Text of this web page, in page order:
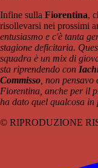
Infine sulla Fiorentina,
risollevarsi nei prossimi
entusiasmo e c'è tanta
stagione deficitaria.
squadra è un mix di
sta riprendendo con
Commisso , non
Fiorentina, anche per il
ha dato quel qualcosa
© RIPRODUZIONE